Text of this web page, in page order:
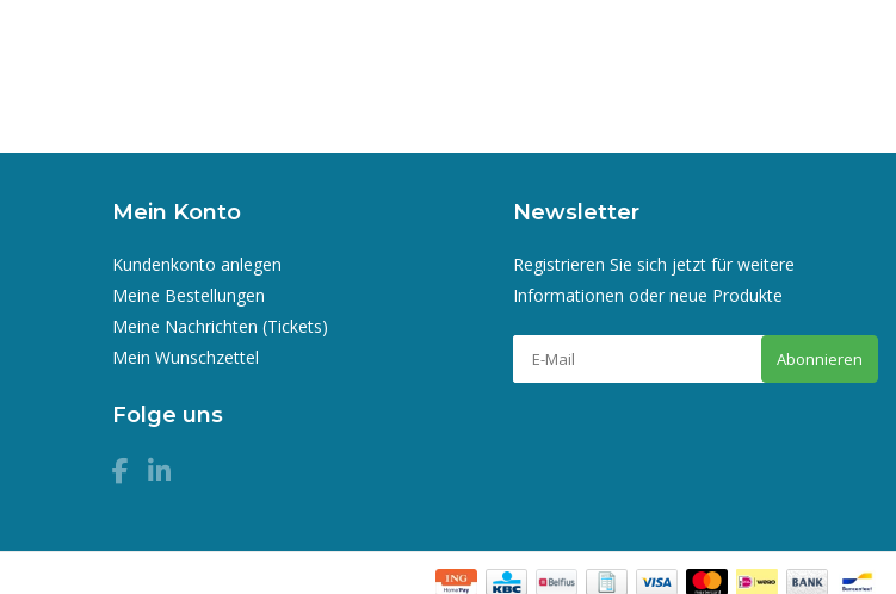
Mein Konto
Kundenkonto anlegen
Meine Bestellungen
Meine Nachrichten (Tickets)
Mein Wunschzettel
Folge uns
Newsletter
Registrieren Sie sich jetzt für weitere
Informationen oder neue Produkte
Abonnieren